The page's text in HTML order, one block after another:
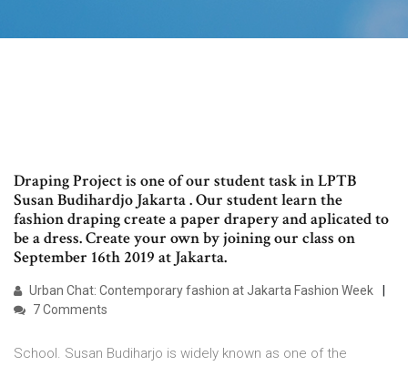
Draping Project is one of our student task in LPTB
Susan Budihardjo Jakarta . Our student learn the
fashion draping create a paper drapery and aplicated to
be a dress. Create your own by joining our class on
September 16th 2019 at Jakarta.
Urban Chat: Contemporary fashion at Jakarta Fashion Week
7 Comments
School. Susan Budiharjo is widely known as one of the